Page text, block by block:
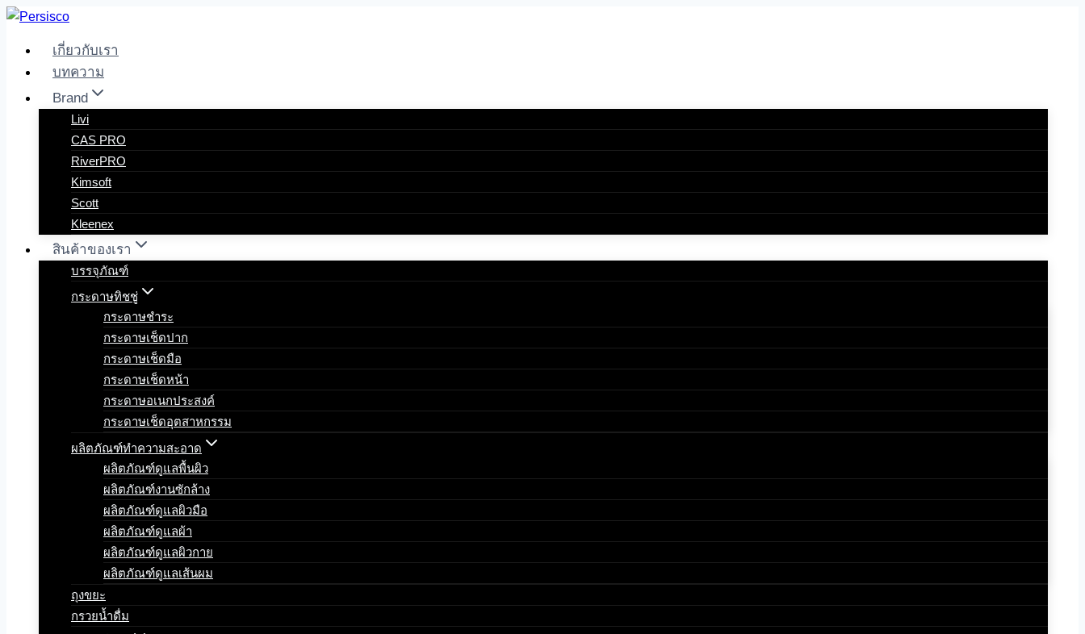
Skip
content
เกี่ยวกับเรา
บทความ
Brand
Livi
CAS PRO
RiverPRO
Kimsoft
Scott
Kleenex
สินค้าของเรา
บรรจุภัณฑ์
กระดาษทิชชู่
กระดาษชำระ
กระดาษเช็ดปาก
กระดาษเช็ดมือ
กระดาษเช็ดหน้า
กระดาษอเนกประสงค์
กระดาษเช็ดอุตสาหกรรม
ผลิตภัณฑ์ทำความสะอาด
ผลิตภัณฑ์ดูแลพื้นผิว
ผลิตภัณฑ์งานซักล้าง
ผลิตภัณฑ์ดูแลผิวมือ
ผลิตภัณฑ์ดูแลผ้า
ผลิตภัณฑ์ดูแลผิวกาย
ผลิตภัณฑ์ดูแลเส้นผม
ถุงขยะ
กรวยน้ำดื่ม